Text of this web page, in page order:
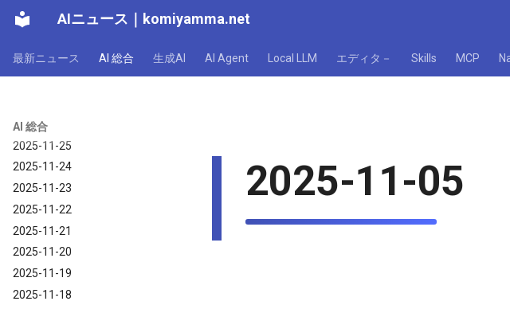
AIニュース komiyamma.net
最新ニュース AI 総合 生成AI AI Agent Local LLM エディタ－ Skills MCP
AI 総合
2025-12-01
2025-11-29
2025-11-26
2025-11-25
2025-11-24
2025-11-23
2025-11-22
2025-11-21
2025-11-20
2025-11-19
2025-11-18
2025-11-05